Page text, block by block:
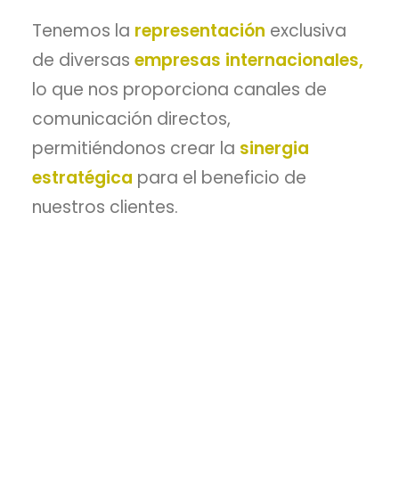
Tenemos la representación exclusiva
de diversas empresas internacionales,
lo que nos proporciona canales de
comunicación directos,
permitiéndonos crear la sinergia
estratégica para el beneficio de
nuestros clientes.